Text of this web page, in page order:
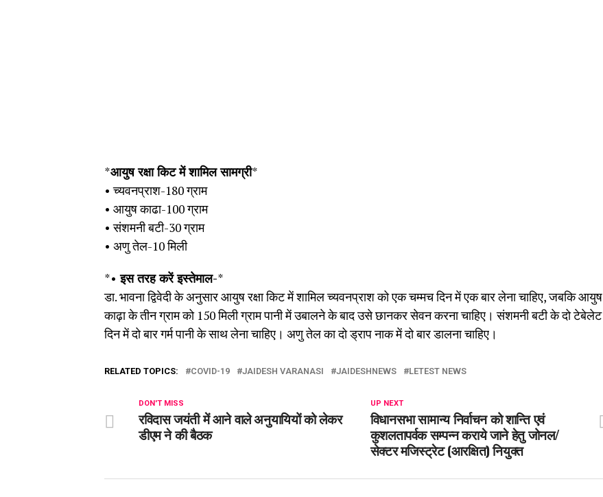
*आयुष रक्षा किट में शामिल सामग्री*
• च्यवनप्राश-180 ग्राम
• आयुष काढा-100 ग्राम
• संशमनी बटी-30 ग्राम
• अणु तेल-10 मिली
*• इस तरह करें इस्तेमाल-*
डा. भावना द्विवेदी के अनुसार आयुष रक्षा किट में शामिल च्यवनप्राश को एक चम्मच दिन में एक बार लेना चाहिए, जबकि आयुष
काढ़ा के तीन ग्राम को 150 मिली ग्राम पानी में उबालने के बाद उसे छानकर सेवन करना चाहिए। संशमनी बटी के दो टेबेलेट
दिन में दो बार गर्म पानी के साथ लेना चाहिए। अणु तेल का दो ड्राप नाक में दो बार डालना चाहिए।
RELATED TOPICS: COVID-19 JAIDESH VARANASI JAIDESHNEWS LETEST NEWS
UP NEXT
विधानसभा सामान्य निर्वाचन को शान्ति एवं
कुशलतापर्वक सम्पन्न कराये जाने हेतु जोनल/
सेक्टर मजिस्ट्रेट (आरक्षित) नियुक्त
DON'T MISS
रविदास जयंती में आने वाले अनुयायियों को लेकर
डीएम ने की बैठक